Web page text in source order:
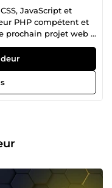
JavaScript et
PHP compétent et
prochain projet web ?
expert en
qu'en frameworks
profonde
je peux créer une
besoins et objectifs
qui réponde à vos
utilisateur, les